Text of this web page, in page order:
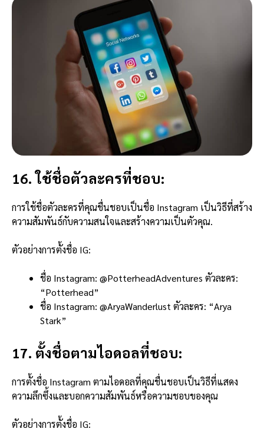
16. ใช้ชื่อตัวละครที่ชอบ:
การใช้ชื่อตัวละครที่คุณชื่นชอบเป็นชื่อ Instagram เป็นวิธีที่สร้าง
ความสัมพันธ์กับความสนใจและสร้างความเป็นตัวคุณ.
ตัวอย่างการตั้งชื่อ IG:
ชื่อ Instagram: @PotterheadAdventures ตัวละคร:
“Potterhead”
ชื่อ Instagram: @AryaWanderlust ตัวละคร: “Arya
Stark”
17. ตั้งชื่อตามไอดอลที่ชอบ:
การตั้งชื่อ Instagram ตามไอดอลที่คุณชื่นชอบเป็นวิธีที่แสดง
ความลึกซึ้งและบอกความสัมพันธ์หรือความชอบของคุณ
ตัวอย่างการตั้งชื่อ IG: